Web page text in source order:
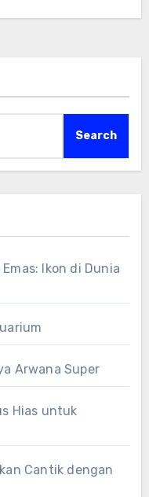
Search
Ikon di Dunia
Arwana Super
Hias untuk
Cantik dengan